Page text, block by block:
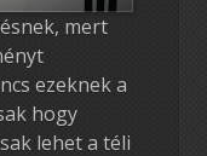
mert
ezeknek a
hogy
lehet a téli